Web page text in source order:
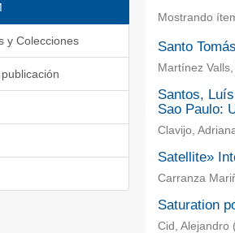
y Colecciones
Mostrando
Santo
Martínez
Santos,
Sao Paulo:
Clavijo,
Satellite»
Carranza
Saturation
Cid, Alejandro